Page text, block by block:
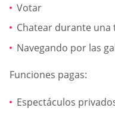
Votar
Chatear durante
Navegando por las
Funciones pagas:
Espectáculos